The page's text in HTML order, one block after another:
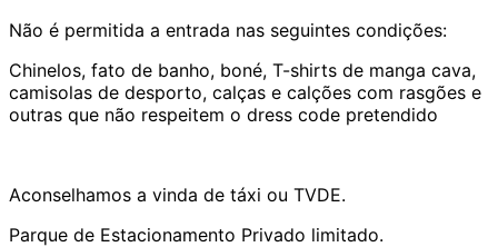
Não é permitida a entrada nas seguintes condições:
Chinelos, fato de banho, boné, T-shirts de manga cava,
camisolas de desporto, calças e calções com rasgões e
outras que não respeitem o dress code pretendido
Aconselhamos a vinda de táxi ou TVDE.
Parque de Estacionamento Privado limitado.